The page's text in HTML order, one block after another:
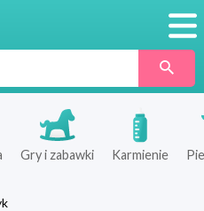
Gry i zabawki Karmienie